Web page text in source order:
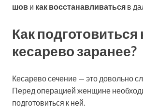
шов и как восстанавливаться в
Как подготовиться
кесарево заранее?
Кесарево сечение — это довольно
Перед операцией женщине
подготовиться к ней.